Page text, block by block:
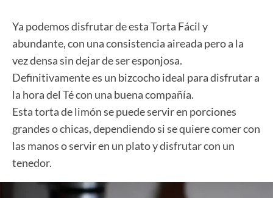
Ya podemos disfrutar de esta Torta Fácil y
abundante, con una consistencia aireada pero a la
vez densa sin dejar de ser esponjosa.
Definitivamente es un bizcocho ideal para disfrutar a
la hora del Té con una buena compañía.
Esta torta de limón se puede servir en porciones
grandes o chicas, dependiendo si se quiere comer con
las manos o servir en un plato y disfrutar con un
tenedor.